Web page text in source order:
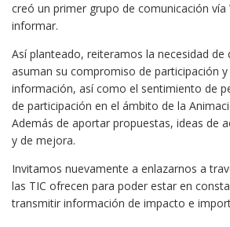
creó un primer grupo de comunicación vía
informar.
Así planteado, reiteramos la necesidad de
asuman su compromiso de participación
información, así como el sentimiento de
de participación en el ámbito de la
Además de aportar propuestas, ideas de
y de mejora.
Invitamos nuevamente a enlazarnos a
las TIC ofrecen para poder estar en
transmitir información de impacto e